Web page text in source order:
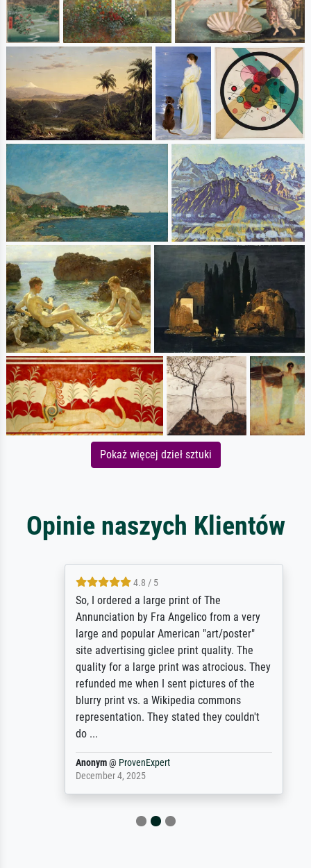
Pokaż więcej dzieł sztuki
Opinie naszych Klientów
4.8 / 5
So, I ordered a large print of The
Annunciation by Fra Angelico from a very
large and popular American "art/poster"
site advertising giclee print quality. The
quality for a large print was atrocious. They
refunded me when I sent pictures of the
blurry print vs. a Wikipedia commons
representation. They stated they couldn't
do ...
Anonym@ProvenExpert
December 4, 2025